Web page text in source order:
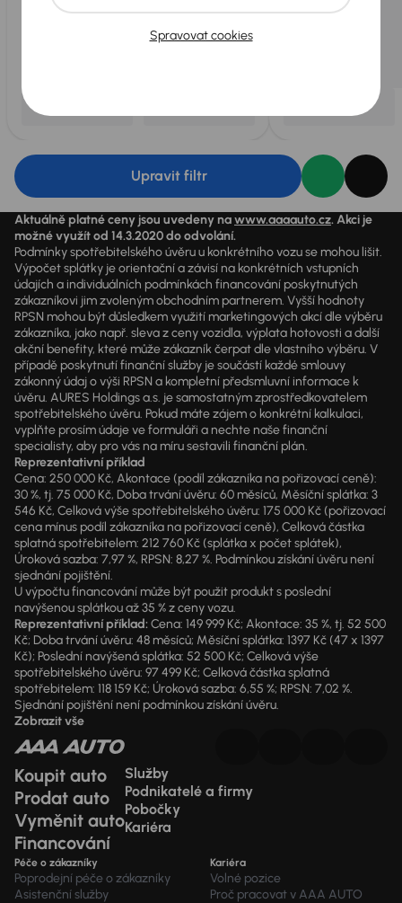
Upravit filtr
Aktuálně platné ceny jsou uvedeny nawww.aaaauto.cz. Akci je
možné využít od 14.3.2020 do odvolání.
Podmínky spotřebitelského úvěru u konkrétního vozu se mohou lišit.
Výpočet splátky je orientační a závisí na konkrétních vstupních
údajích a individuálních podmínkách financování poskytnutých
zákazníkovi jim zvoleným obchodním partnerem. Vyšší hodnoty
RPSN mohou být důsledkem využití marketingových akcí dle výběru
zákazníka, jako např. sleva z ceny vozidla, výplata hotovosti a další
akční benefity, které může zákazník čerpat dle vlastního výběru. V
případě poskytnutí finanční služby je součástí každé smlouvy
zákonný údaj o výši RPSN a kompletní předsmluvní informace k
úvěru. AURES Holdings a.s. je samostatným zprostředkovatelem
spotřebitelského úvěru. Pokud máte zájem o konkrétní kalkulaci,
vyplňte prosím údaje ve formuláři a nechte naše finanční
specialisty, aby pro vás na míru sestavili finanční plán.
Reprezentativní příklad
Cena: 250 000 Kč, Akontace (podíl zákazníka na pořizovací ceně):
30 %, tj. 75 000 Kč, Doba trvání úvěru: 60 měsíců, Měsíční splátka: 3
546 Kč, Celková výše spotřebitelského úvěru: 175 000 Kč (pořizovací
cena mínus podíl zákazníka na pořizovací ceně), Celková částka
splatná spotřebitelem: 212 760 Kč (splátka x počet splátek),
Úroková sazba: 7,97 %, RPSN: 8,27 %. Podmínkou získání úvěru není
sjednání pojištění.
U výpočtu financování může být použit produkt s poslední
navýšenou splátkou až 35 % z ceny vozu.
Reprezentativní příklad:Cena: 149 999 Kč; Akontace: 35 %, tj. 52 500
Kč; Doba trvání úvěru: 48 měsíců; Měsíční splátka: 1397 Kč (47 x 1397
Kč); Poslední navýšená splátka: 52 500 Kč; Celková výše
spotřebitelského úvěru: 97 499 Kč; Celková částka splatná
spotřebitelem: 118 159 Kč; Úroková sazba: 6,55 %; RPSN: 7,02 %.
Sjednání pojištění není podmínkou získání úvěru.
Zobrazit vše
Koupit auto
Prodat auto
Vyměnit auto
Financování
Služby
Podnikatelé a firmy
Pobočky
Kariéra
Péče o zákazníky
Poprodejní péče o zákazníky
Asistenční služby
Kariéra
Volné pozice
Proč pracovat v AAA AUTO
Spravovat cookies